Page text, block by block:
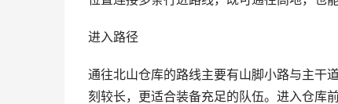
进入路径
通往北山仓库的路线主要有山脚小路与主干
刻较长，更适合装备充足的队伍。进入仓库